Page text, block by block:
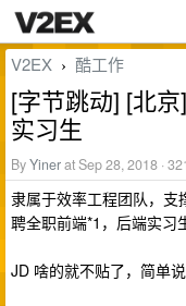
V2EX › 酷工作
[字节跳动] [北
实习生
ByYinerat Sep 28, 2018 ·
隶属于效率工程团队，支
聘全职前端*1，后端实习
JD 啥的就不贴了，简单说